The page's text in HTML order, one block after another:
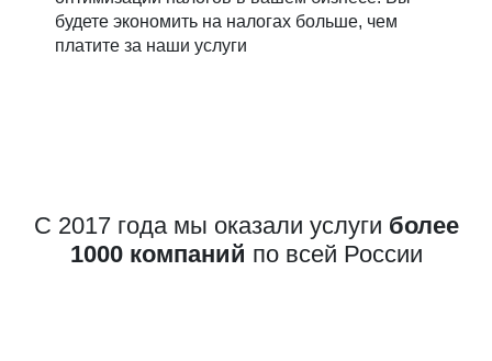
будете экономить на налогах больше, чем
платите за наши услуги
С 2017 года мы оказали услуги более
1000 компаний по всей России